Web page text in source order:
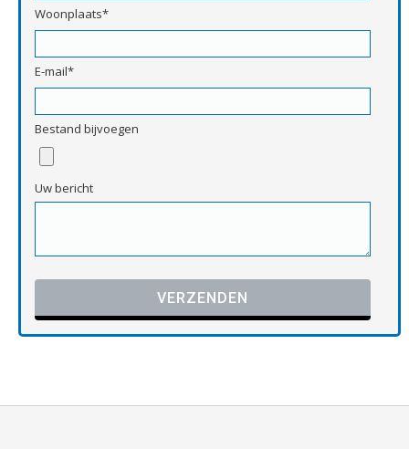
Woonplaats*
E-mail*
Bestand bijvoegen
Uw bericht
Gelieve dit veld leeg te laten.